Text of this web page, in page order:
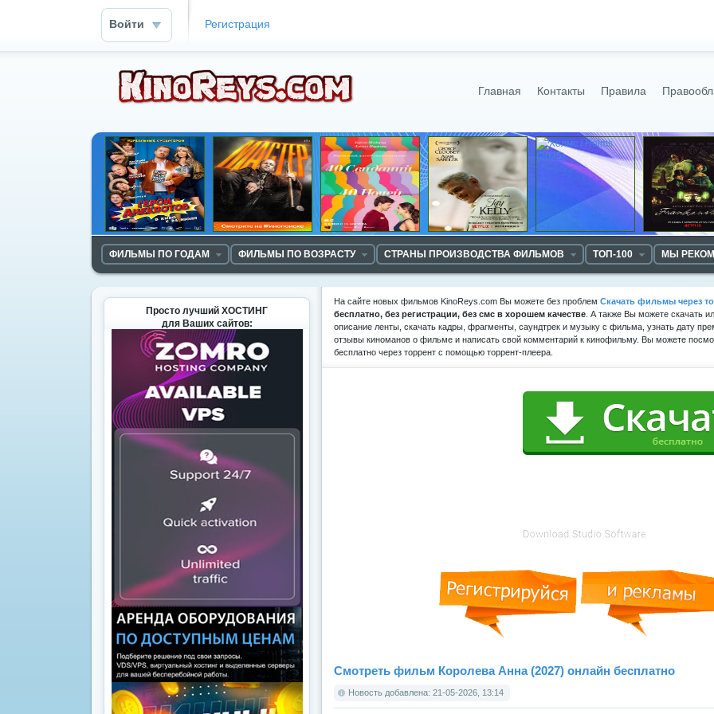
Войти Регистрация
Главная Контакты Правила
ФИЛЬМЫ ПО ГОДАМ ФИЛЬМЫ ПО ВОЗРАСТУ СТРАНЫ ПРОИЗВОДСТВА ФИЛЬМОВ ТОП-100 МЫ
На сайте новых фильмов KinoReys.com Вы можете без проблем Скачать фильмы через
бесплатно, без регистрации, без смс в хорошем качестве . А также Вы можете скачать
описание ленты, скачать кадры, фрагменты, саундтрек и музыку с фильма, узнать дату
отзывы киноманов о фильме и написать свой комментарий к кинофильму. Вы можете
бесплатно через торрент с помощью торрент-плеера.
Смотреть фильм Королева Анна (2027) онлайн бесплатно
Новость добавлена: 21-05-2026, 13:14
Просто лучший ХОСТИНГ
для Ваших сайтов: